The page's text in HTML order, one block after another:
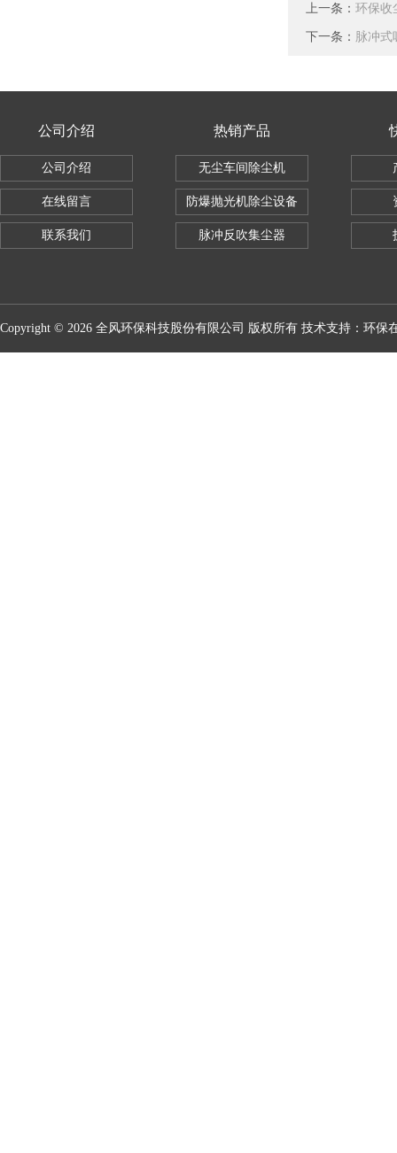
上一条： 环保收
下一条： 脉冲式
公司介绍
公司介绍
在线留言
联系我们
热销产品
无尘车间除尘机
防爆抛光机除尘设备
脉冲反吹集尘器
Copyright © 2026 全风环保科技股份有限公司 版权所有 技术支持： 环保